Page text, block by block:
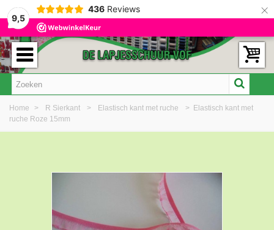
9,5
436 Reviews ×
Home > R Sierkant > Elastisch kant met ruche > Elastisch kant met
ruche Roze 15mm